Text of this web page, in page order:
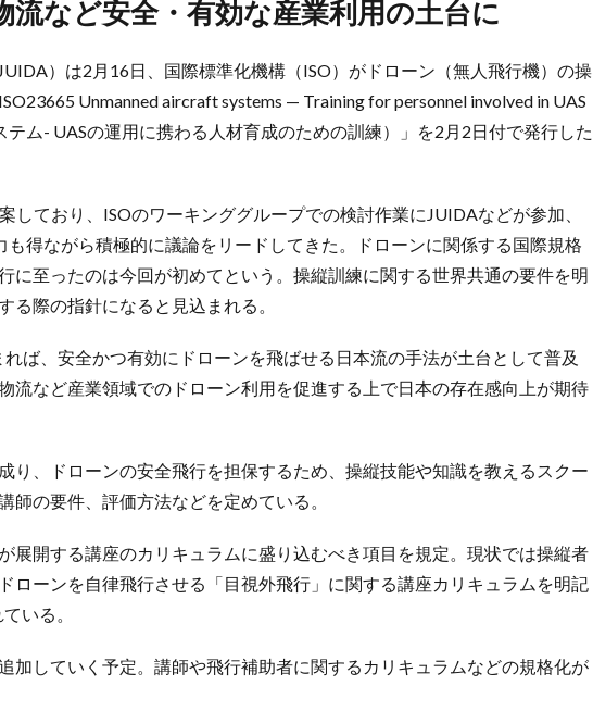
流など安全・有効な産業利用の土台に
）は2月16日、国際標準化機構（ISO）がドローン（無人飛行機）の操
Unmanned aircraft systems — Training for personnel involved in UAS
ム- UASの運用に携わる人材育成のための訓練）」を2月2日付で発行した
しており、ISOのワーキンググループでの検討作業にJUIDAなどが参加、
も得ながら積極的に議論をリードしてきた。ドローンに関係する国際規格
に至ったのは今回が初めてという。操縦訓練に関する世界共通の要件を明
る際の指針になると見込まれる。
ば、安全かつ有効にドローンを飛ばせる日本流の手法が土台として普及
流など産業領域でのドローン利用を促進する上で日本の存在感向上が期待
り、ドローンの安全飛行を担保するため、操縦技能や知識を教えるスクー
師の要件、評価方法などを定めている。
展開する講座のカリキュラムに盛り込むべき項目を規定。現状では操縦者
ローンを自律飛行させる「目視外飛行」に関する講座カリキュラムを明記
いる。
加していく予定。講師や飛行補助者に関するカリキュラムなどの規格化が